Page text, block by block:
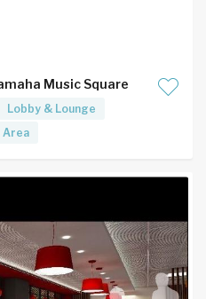
Music Square
Lobby & Lounge
Area